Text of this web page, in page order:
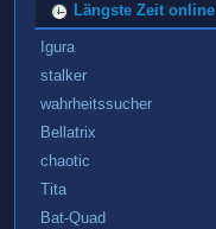
Längste Zeit online
Igura
stalker
wahrheitssucher
Bellatrix
chaotic
Tita
Bat-Quad